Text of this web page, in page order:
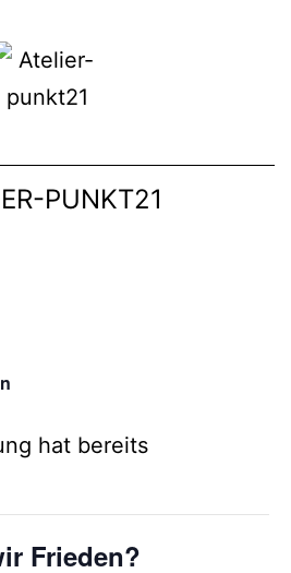
PUNKT21
hat bereits
Frieden?